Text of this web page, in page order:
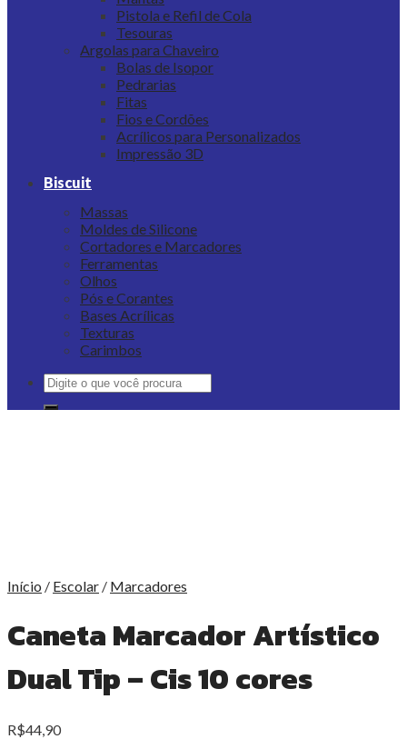
Pistola e Refil de Cola
Tesouras
Argolas para Chaveiro
Bolas de Isopor
Pedrarias
Fitas
Fios e Cordões
Acrílicos para Personalizados
Impressão 3D
Biscuit
Massas
Moldes de Silicone
Cortadores e Marcadores
Ferramentas
Olhos
Pós e Corantes
Bases Acrílicas
Texturas
Carimbos
Pesquisar
por:
Início / Escolar / Marcadores
Caneta Marcador Artístico
Dual Tip – Cis 10 cores
R$44,90